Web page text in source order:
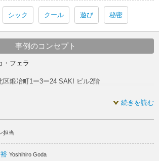
シック クール 遊び 秘密
事例のコンセプト
フェラ
区鍛冶町1ー3ー24 SAKI ビル2階
るべく来ない方がいいと思う。
続きを読む
担当
Yoshihiro Goda